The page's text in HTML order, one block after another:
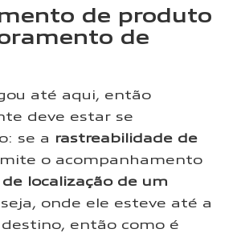
de produto
de
até aqui, então
deve estar se
se a rastreabilidade de
o acompanhamento
localização de um
onde ele esteve até a
então como é